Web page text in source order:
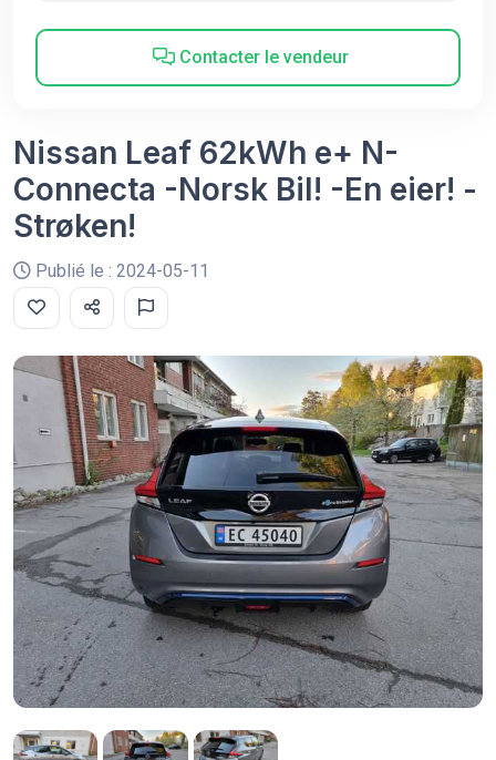
Contacter le vendeur
Nissan Leaf 62kWh e+ N-
Connecta -Norsk Bil! -En eier! -
Strøken!
Publié le : 2024-05-11